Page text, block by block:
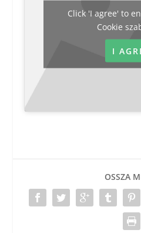
Click 'I agree' to
Cookie
I
OSSZA